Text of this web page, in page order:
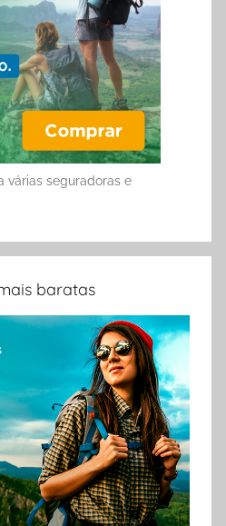
várias seguradoras e
baratas